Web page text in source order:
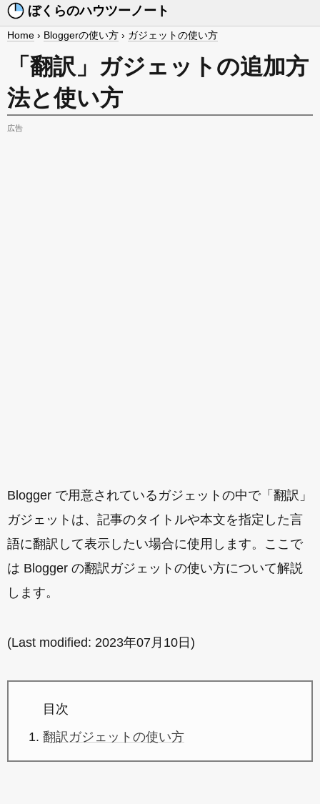
ぼくらのハウツーノート
Home › Bloggerの使い方 › ガジェットの使い方
「翻訳」ガジェットの追加方
法と使い方
広告
Blogger で用意されているガジェットの中で「翻訳」
ガジェットは、記事のタイトルや本文を指定した言
語に翻訳して表示したい場合に使用します。ここで
は Blogger の翻訳ガジェットの使い方について解説
します。
(Last modified: 2023年07月10日 )
目次
翻訳ガジェットの使い方